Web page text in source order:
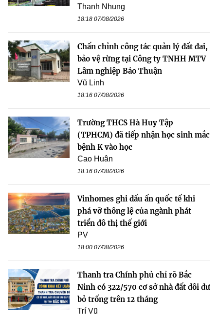
Thanh Nhung
18:18 07/08/2026
Chấn chỉnh công tác quản lý đất đai,
bảo vệ rừng tại Công ty TNHH MTV
Lâm nghiệp Bảo Thuận
Vũ Linh
18:16 07/08/2026
Trường THCS Hà Huy Tập
(TPHCM) đã tiếp nhận học sinh mắc
bệnh K vào học
Cao Huân
18:16 07/08/2026
Vinhomes ghi dấu ấn quốc tế khi
phá vỡ thông lệ của ngành phát
triển đô thị thế giới
PV
18:00 07/08/2026
Thanh tra Chính phủ chỉ rõ Bắc
Ninh có 322/570 cơ sở nhà đất dôi dư
bỏ trống trên 12 tháng
Trí Vũ